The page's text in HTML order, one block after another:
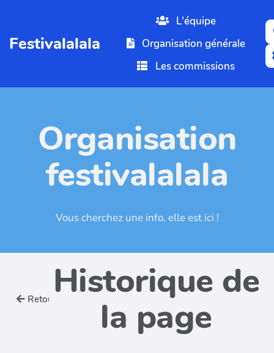
Festivalalala
L'équipe
Organisation générale
Les commissions
Organisation
festivalalala
Vous cherchez une info, elle est ici !
Retour Historique de
la page